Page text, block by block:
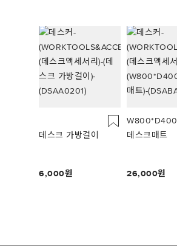
데스크 가방걸이
6,000
W800*D400
데스크매트
26,000